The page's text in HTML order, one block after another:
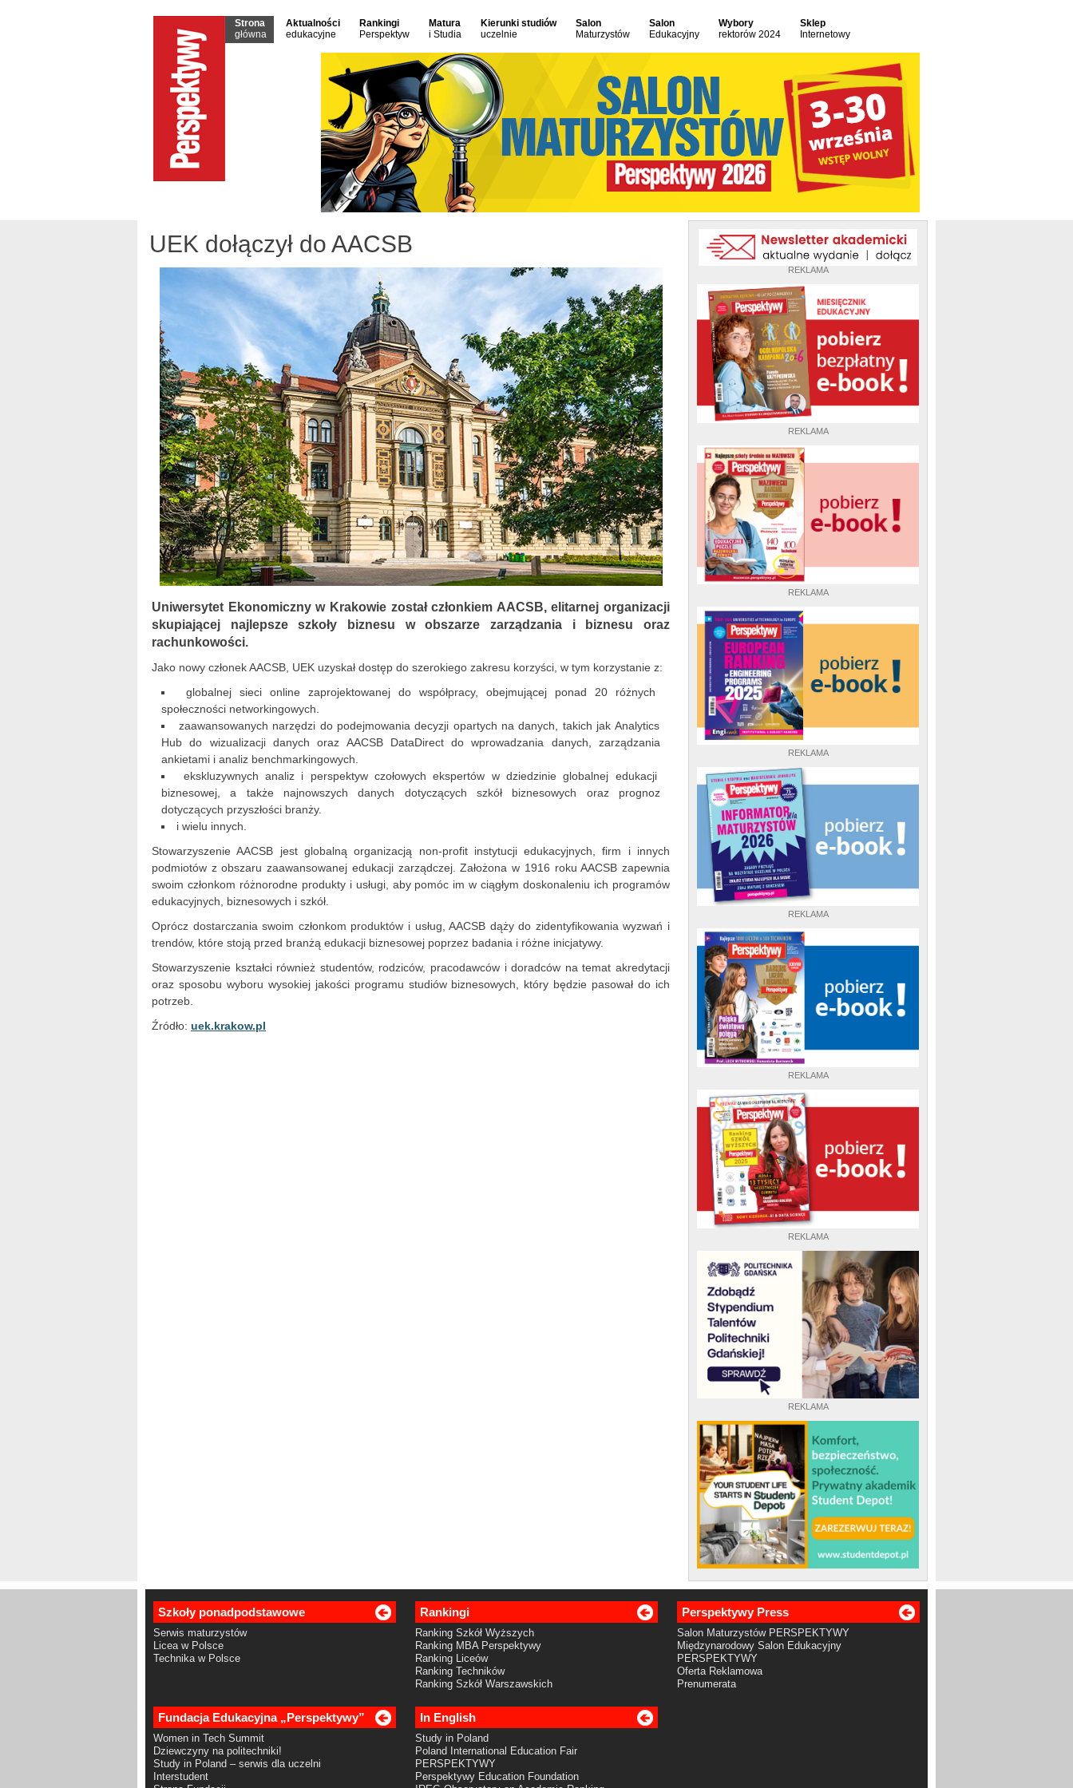
Strona
główna
Aktualności
edukacyjne
Rankingi
Perspektyw
Matura
i Studia
Kierunki studiów
uczelnie
Salon
Maturzystów
Salon
Edukacyjny
Wybory
rektorów 2024
Sklep
Internetowy
REKLAMA
REKLAMA
REKLAMA
REKLAMA
REKLAMA
REKLAMA
REKLAMA
REKLAMA
UEK dołączył do AACSB
Uniwersytet Ekonomiczny w Krakowie został członkiem AACSB, elitarnej organizacji
skupiającej najlepsze szkoły biznesu w obszarze zarządzania i biznesu oraz
rachunkowości.
Jako nowy członek AACSB, UEK uzyskał dostęp do szerokiego zakresu korzyści, w tym korzystanie z:
globalnej sieci online zaprojektowanej do współpracy, obejmującej ponad 20 różnych
społeczności networkingowych.
zaawansowanych narzędzi do podejmowania decyzji opartych na danych, takich jak Analytics
Hub do wizualizacji danych oraz AACSB DataDirect do wprowadzania danych, zarządzania
ankietami i analiz benchmarkingowych.
ekskluzywnych analiz i perspektyw czołowych ekspertów w dziedzinie globalnej edukacji
biznesowej, a także najnowszych danych dotyczących szkół biznesowych oraz prognoz
dotyczących przyszłości branży.
i wielu innych.
Stowarzyszenie AACSB jest globalną organizacją non-profit instytucji edukacyjnych, firm i innych
podmiotów z obszaru zaawansowanej edukacji zarządczej. Założona w 1916 roku AACSB zapewnia
swoim członkom różnorodne produkty i usługi, aby pomóc im w ciągłym doskonaleniu ich programów
edukacyjnych, biznesowych i szkół.
Oprócz dostarczania swoim członkom produktów i usług, AACSB dąży do zidentyfikowania wyzwań i
trendów, które stoją przed branżą edukacji biznesowej poprzez badania i różne inicjatywy.
Stowarzyszenie kształci również studentów, rodziców, pracodawców i doradców na temat akredytacji
oraz sposobu wyboru wysokiej jakości programu studiów biznesowych, który będzie pasował do ich
potrzeb.
Źródło: uek.krakow.pl
Szkoły ponadpodstawowe
Serwis maturzystów
Licea w Polsce
Technika w Polsce
Rankingi
Ranking Szkół Wyższych
Ranking MBA Perspektywy
Ranking Liceów
Ranking Techników
Ranking Szkół Warszawskich
Perspektywy Press
Salon Maturzystów PERSPEKTYWY
Międzynarodowy Salon Edukacyjny
PERSPEKTYWY
Oferta Reklamowa
Prenumerata
Fundacja Edukacyjna „Perspektywy”
Women in Tech Summit
Dziewczyny na politechniki!
Study in Poland – serwis dla uczelni
Interstudent
In English
Study in Poland
Poland International Education Fair
PERSPEKTYWY
Perspektywy Education Foundation